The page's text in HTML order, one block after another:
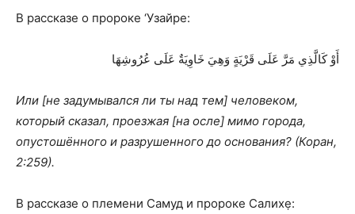
В рассказе о пророке ‘Узайре:
أَوْ كَالَّذِي مَرَّ عَلَى قَرْيَةٍ وَهِيَ خَاوِيَةٌ عَلَى عُرُوشِهَا
Или [не задумывался ли ты над тем] человеком,
который сказал, проезжая [на осле] мимо города,
опустошённого и разрушенного до основания? (Коран,
2:259).
В рассказе о племени Самуд и пророке Салихе̣: